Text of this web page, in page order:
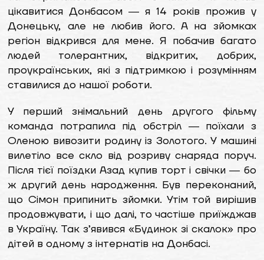
цікавитися Донбасом ― я 14 років прожив у
Донецьку, але не любив його. А на зйомках
регіон відкрився для мене. Я побачив багато
людей толерантних, відкритих, добрих,
проукраїнських, які з підтримкою і розумінням
ставилися до нашої роботи.
У перший знімальний день другого фільму
команда потрапила під обстріл ― поїхали з
Оленою вивозити родину із Золотого. У машині
вилетіло все скло від розриву снаряда поруч.
Після тієї поїздки Азад купив торт і свічки ― бо
ж другий день народження. Був переконаний,
що Сімон припинить зйомки. Утім той вирішив
продовжувати, і що далі, то частіше приїжджав
в Україну. Так з’явився «Будинок зі скалок» про
дітей в одному з інтернатів на Донбасі.